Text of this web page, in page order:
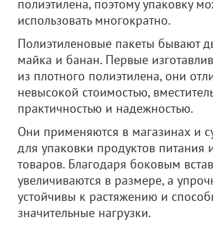
полиэтилена, поэтому упаковку
использовать многократно.
Полиэтиленовые пакеты бывают
майка и банан. Первые
из плотного полиэтилена, они
невысокой стоимостью,
практичностью и надежностью.
Они применяются в магазинах и
для упаковки продуктов питания
товаров. Благодаря боковым
увеличиваются в размере, а
устойчивы к растяжению и
значительные нагрузки.